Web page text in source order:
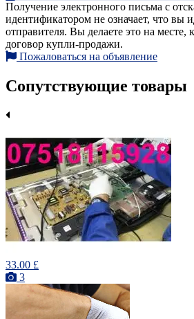
Получение электронного письма с
идентификатором не означает, что вы
отправителя. Вы делаете это на месте,
договор купли-продажи.
Пожаловаться на объявление
Сопутствующие товары
33.00 £
3